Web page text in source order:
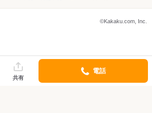
©Kakaku.com, Inc.
共有
電話